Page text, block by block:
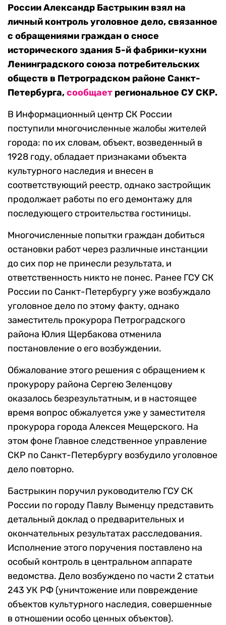
России Александр Бастрыкин взял на
личный контроль уголовное дело, связанное
с обращениями граждан о сносе
исторического здания 5-й фабрики-кухни
Ленинградского союза потребительских
обществ в Петроградском районе Санкт-
Петербурга,сообщает региональное СУ СКР.
В Информационный центр СК России
поступили многочисленные жалобы жителей
города: по их словам, объект, возведенный в
1928 году, обладает признаками объекта
культурного наследия и внесен в
соответствующий реестр, однако застройщик
продолжает работы по его демонтажу для
последующего строительства гостиницы.
Многочисленные попытки граждан добиться
остановки работ через различные инстанции
до сих пор не принесли результата, и
ответственность никто не понес. Ранее ГСУ СК
России по Санкт-Петербургу уже возбуждало
уголовное дело по этому факту, однако
заместитель прокурора Петроградского
района Юлия Щербакова отменила
постановление о его возбуждении.
Обжалование этого решения с обращением к
прокурору района Сергею Зеленцову
оказалось безрезультатным, и в настоящее
время вопрос обжалуется уже у заместителя
прокурора города Алексея Мещерского. На
этом фоне Главное следственное управление
СКР по Санкт-Петербургу возбудило уголовное
дело повторно.
Бастрыкин поручил руководителю ГСУ СК
России по городу Павлу Выменцу представить
детальный доклад о предварительных и
окончательных результатах расследования.
Исполнение этого поручения поставлено на
особый контроль в центральном аппарате
ведомства. Дело возбуждено по части 2 статьи
243 УК РФ (уничтожение или повреждение
объектов культурного наследия, совершенные
в отношении особо ценных объектов).